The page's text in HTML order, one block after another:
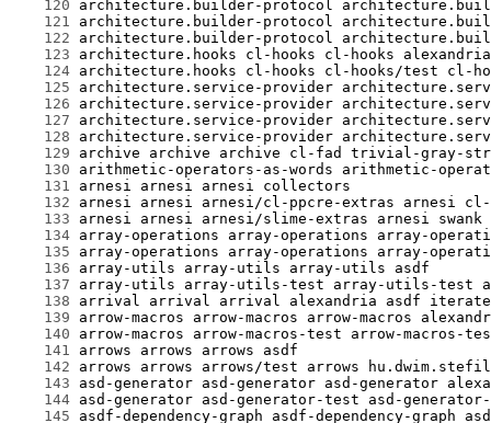
    120
    121
    122
    123
    124
    125
    126
    127
    128
    129
    130
    131
    132
    133
    134
    135
    136
    137
    138
    139
    140
    141
    142
    143
    144
    145